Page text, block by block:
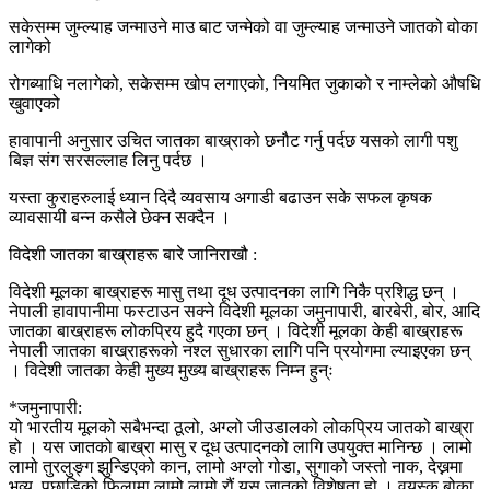
सकेसम्म जुम्ल्याह जन्माउने माउ बाट जन्मेको वा जुम्ल्याह जन्माउने जातको वोका
लागेको
रोगब्याधि नलागेको, सकेसम्म खोप लगाएको, नियमित जुकाको र नाम्लेको औषधि
खुवाएको
हावापानी अनुसार उचित जातका बाख्राको छनौट गर्नु पर्दछ यसको लागी पशु
बिज्ञ संग सरसल्लाह लिनु पर्दछ ।
यस्ता कुराहरुलाई ध्यान दिदै व्यवसाय अगाडी बढाउन सके सफल कृषक
व्यावसायी बन्न कसैले छेक्न सक्दैन ।
विदेशी जातका बाख्राहरू बारे जानिराखौ :
विदेशी मूलका बाख्राहरू मासु तथा दूध उत्पादनका लागि निकै प्रशिद्ध छन् ।
नेपाली हावापानीमा फस्टाउन सक्ने विदेशी मूलका जमुनापारी, बारबेरी, बोर, आदि
जातका बाख्राहरू लोकप्रिय हुदै गएका छन् । विदेशी मूलका केही बाख्राहरू
नेपाली जातका बाख्राहरूको नश्ल सुधारका लागि पनि प्रयोगमा ल्याइएका छन्
। विदेशी जातका केही मुख्य मुख्य बाख्राहरू निम्न हुन्ः
*जमुनापारी:
यो भारतीय मूलको सबैभन्दा ठूलो, अग्लो जीउडालको लोकप्रिय जातको बाख्रा
हो । यस जातको बाख्रा मासु र दूध उत्पादनको लागि उपयुक्त मानिन्छ । लामो
लामो तुरलुङ्ग झुन्डिएको कान, लामो अग्लो गोडा, सुगाको जस्तो नाक, देख्नमा